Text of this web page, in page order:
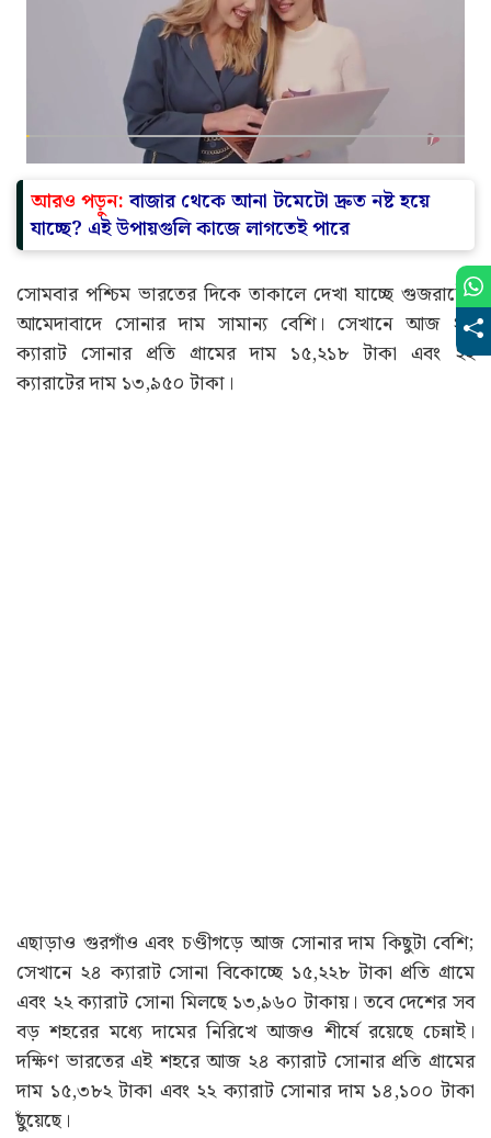
আরও পড়ুন:বাজার থেকে আনা টমেটো দ্রুত নষ্ট হয়ে
যাচ্ছে? এই উপায়গুলি কাজে লাগতেই পারে
সোমবার পশ্চিম ভারতের দিকে তাকালে দেখা যাচ্ছে গুজরাটের
আমেদাবাদে সোনার দাম সামান্য বেশি। সেখানে আজ ২৪
ক্যারাট সোনার প্রতি গ্রামের দাম ১৫,২১৮ টাকা এবং ২২
ক্যারাটের দাম ১৩,৯৫০ টাকা।
এছাড়াও গুরগাঁও এবং চণ্ডীগড়ে আজ সোনার দাম কিছুটা বেশি;
সেখানে ২৪ ক্যারাট সোনা বিকোচ্ছে ১৫,২২৮ টাকা প্রতি গ্রামে
এবং ২২ ক্যারাট সোনা মিলছে ১৩,৯৬০ টাকায়। তবে দেশের সব
বড় শহরের মধ্যে দামের নিরিখে আজও শীর্ষে রয়েছে চেন্নাই।
দক্ষিণ ভারতের এই শহরে আজ ২৪ ক্যারাট সোনার প্রতি গ্রামের
দাম ১৫,৩৮২ টাকা এবং ২২ ক্যারাট সোনার দাম ১৪,১০০ টাকা
ছুঁয়েছে।